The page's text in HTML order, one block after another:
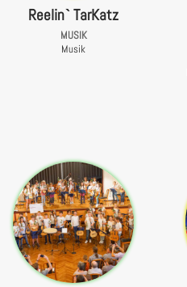
Reelin` TarKatz
MUSIK
Musik